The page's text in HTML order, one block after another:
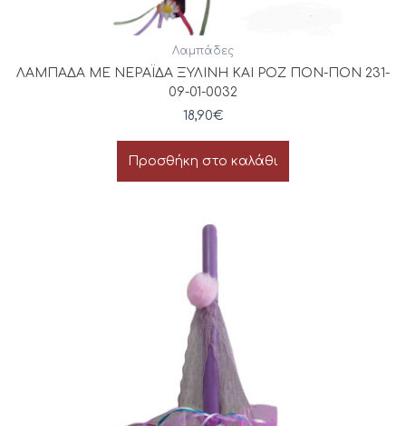
Λαμπάδες
ΛΑΜΠΑΔΑ ΜΕ ΝΕΡΑΪΔΑ ΞΥΛΙΝΗ ΚΑΙ ΡΟΖ ΠΟΝ-ΠΟΝ 231-
09-01-0032
18,90€
Προσθήκη στο καλάθι